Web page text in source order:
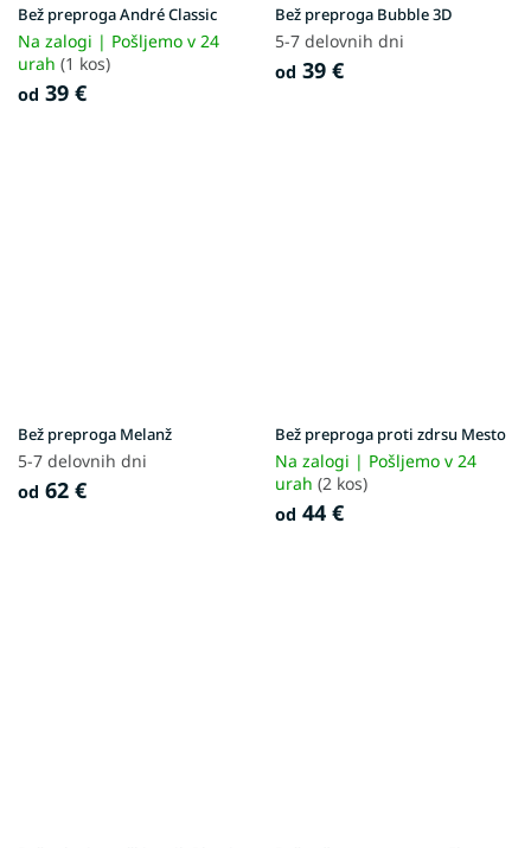
Bež preproga André Classic
Na zalogi | Pošljemo v 24
urah (1 kos)
od 39 €
Bež preproga Bubble 3D
5-7 delovnih dni
od 39 €
Bež preproga Melanž
5-7 delovnih dni
od 62 €
Bež preproga proti zdrsu Mesto
Na zalogi | Pošljemo v 24
urah (2 kos)
od 44 €